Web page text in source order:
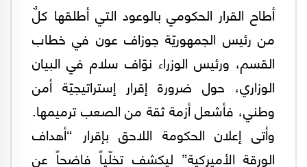
أطاح القرار الحكومي بالوعود التي أطلقها كلٌ
من رئيس الجمهوريّة جوزاف عون في خطاب
القسم، ورئيس الوزراء نوّاف سلام في البيان
الوزاري، حول ضرورة إقرار إستراتيجيّة أمن
وطني، فأشعل أزمة ثقة من الصعب ترميمها.
وأتى إعلان الحكومة اللاحق بإقرار “أهداف
الورقة الأميركية” ليكشف تخلّياً فاضحاً عن